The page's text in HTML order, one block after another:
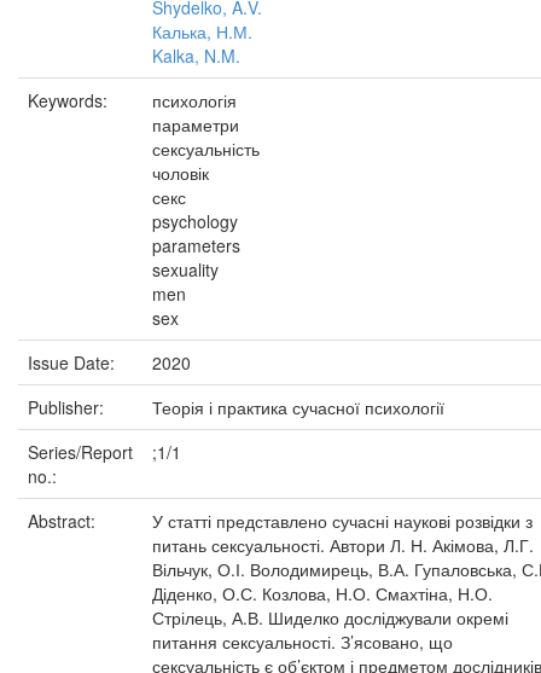
Shydelko, A.V.
Калька, Н.М.
Kalka, N.M.
Keywords:
психологія
параметри
сексуальність
чоловік
секс
psychology
parameters
sexuality
men
sex
Issue Date:
2020
Publisher:
Теорія і практика сучасної психології
Series/Report
no.:
;1/1
Abstract:
У статті представлено сучасні наукові розвідки з
питань сексуальності. Автори Л. Н. Акімова, Л.Г.
Вільчук, О.І. Володимирець, В.А. Гупаловська,
Діденко, О.С. Козлова, Н.О. Смахтіна, Н.О.
Стрілець, А.В. Шиделко досліджували окремі
питання сексуальності. З’ясовано, що
сексуальність є об’єктом і предметом дослідників